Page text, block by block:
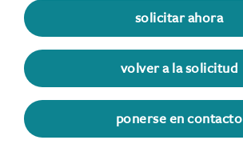
solicitar ahora
volver a la solicitud
ponerse en contacto